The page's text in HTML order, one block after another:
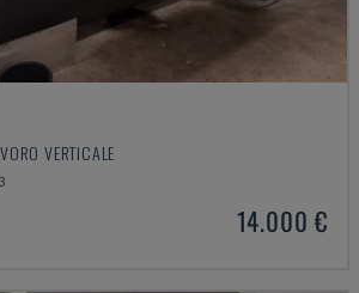
VERTICALE
14.000 €